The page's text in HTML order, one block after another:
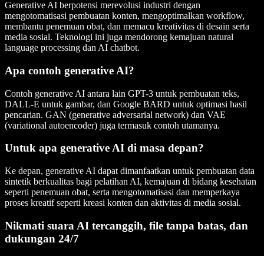
Generative AI berpotensi merevolusi industri dengan
mengotomatisasi pembuatan konten, mengoptimalkan workflow,
membantu penemuan obat, dan memacu kreativitas di desain serta
media sosial. Teknologi ini juga mendorong kemajuan natural
language processing dan AI chatbot.
Apa contoh generative AI?
Contoh generative AI antara lain GPT-3 untuk pembuatan teks,
DALL-E untuk gambar, dan Google BARD untuk optimasi hasil
pencarian. GAN (generative adversarial network) dan VAE
(variational autoencoder) juga termasuk contoh utamanya.
Untuk apa generative AI di masa depan?
Ke depan, generative AI dapat dimanfaatkan untuk pembuatan data
sintetik berkualitas bagi pelatihan AI, kemajuan di bidang kesehatan
seperti penemuan obat, serta mengotomatisasi dan memperkaya
proses kreatif seperti kreasi konten dan aktivitas di media sosial.
Nikmati suara AI tercanggih, file tanpa batas, dan
dukungan 24/7